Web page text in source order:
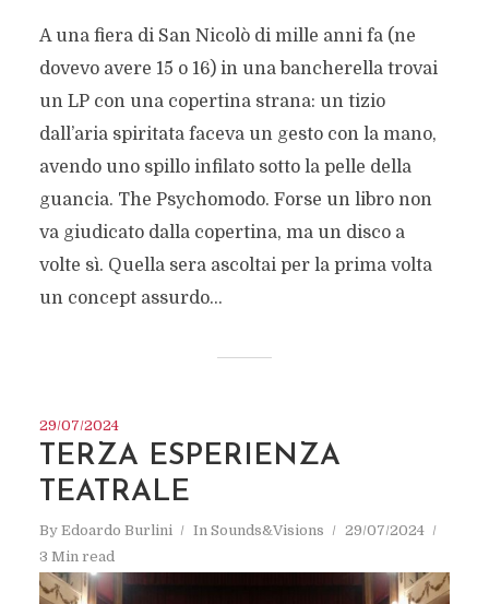
A una fiera di San Nicolò di mille anni fa (ne
dovevo avere 15 o 16) in una bancherella trovai
un LP con una copertina strana: un tizio
dall’aria spiritata faceva un gesto con la mano,
avendo uno spillo infilato sotto la pelle della
guancia. The Psychomodo. Forse un libro non
va giudicato dalla copertina, ma un disco a
volte sì. Quella sera ascoltai per la prima volta
un concept assurdo...
29/07/2024
TERZA ESPERIENZA
TEATRALE
By Edoardo Burlini In Sounds&Visions
29/07/2024
3 Min read